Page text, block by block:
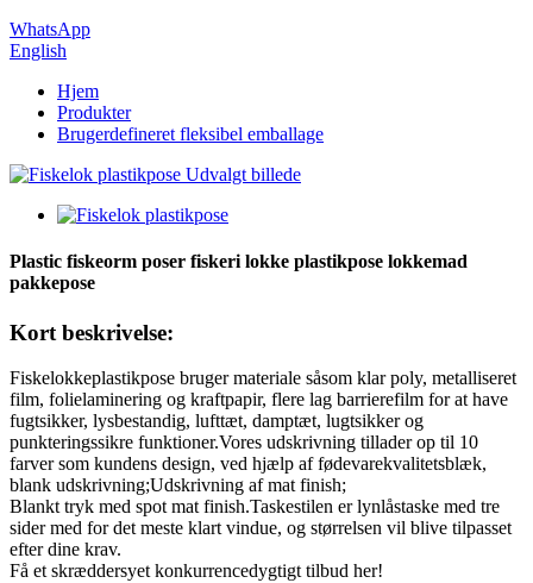
WhatsApp
English
Hjem
Produkter
Brugerdefineret fleksibel emballage
Plastic fiskeorm poser fiskeri lokke plastikpose lokkemad
pakkepose
Kort beskrivelse:
Fiskelokkeplastikpose bruger materiale såsom klar poly, metalliseret
film, folielaminering og kraftpapir, flere lag barrierefilm for at have
fugtsikker, lysbestandig, lufttæt, damptæt, lugtsikker og
punkteringssikre funktioner.Vores udskrivning tillader op til 10
farver som kundens design, ved hjælp af fødevarekvalitetsblæk,
blank udskrivning;Udskrivning af mat finish;
Blankt tryk med spot mat finish.Taskestilen er lynlåstaske med tre
sider med for det meste klart vindue, og størrelsen vil blive tilpasset
efter dine krav.
Få et skræddersyet konkurrencedygtigt tilbud her!